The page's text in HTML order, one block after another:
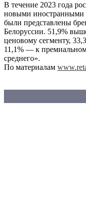
В течение 2023 года
новыми иностранными
были представлены
Белоруссии. 51,9%
ценовому сегменту,
11,1% — к
среднего».
По материалам